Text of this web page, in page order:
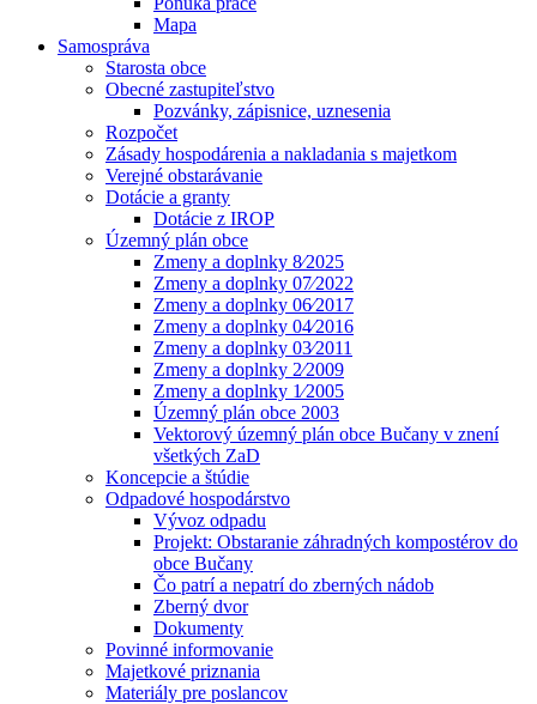
Mapa
Samospráva
Starosta obce
Obecné zastupiteľstvo
Pozvánky, zápisnice, uznesenia
Rozpočet
Zásady hospodárenia a nakladania s majetkom
Verejné obstarávanie
Dotácie a granty
Dotácie z IROP
Územný plán obce
Zmeny a doplnky 8⁄2025
Zmeny a doplnky 07⁄2022
Zmeny a doplnky 06⁄2017
Zmeny a doplnky 04⁄2016
Zmeny a doplnky 03⁄2011
Zmeny a doplnky 2⁄2009
Zmeny a doplnky 1⁄2005
Územný plán obce 2003
Vektorový územný plán obce Bučany v znení
všetkých ZaD
Koncepcie a štúdie
Odpadové hospodárstvo
Vývoz odpadu
Projekt: Obstaranie záhradných kompostérov do
obce Bučany
Čo patrí a nepatrí do zberných nádob
Zberný dvor
Dokumenty
Povinné informovanie
Majetkové priznania
Materiály pre poslancov